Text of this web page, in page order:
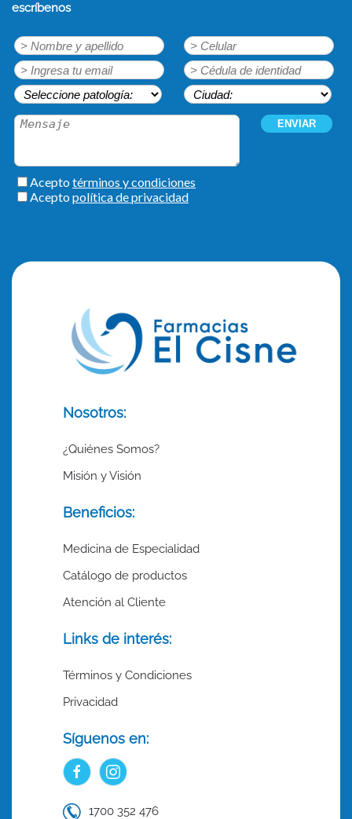
escríbenos
Nosotros:
¿Quiénes Somos?
Misión y Visión
Beneficios:
Medicina de Especialidad
Catálogo de productos
Atención al Cliente
Links de interés:
Términos y Condiciones
Privacidad
Síguenos en:
1700 352 476